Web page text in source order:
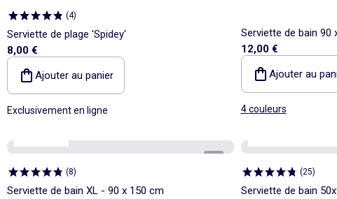
(4)
Serviette de plage 'Spidey'
8,00 €
Ajouter au panier
Exclusivement en ligne
Serviette de bain 90
12,00 €
Ajouter au
4 couleurs
(8)
Serviette de bain XL - 90 x 150 cm
(25)
Serviette de bain